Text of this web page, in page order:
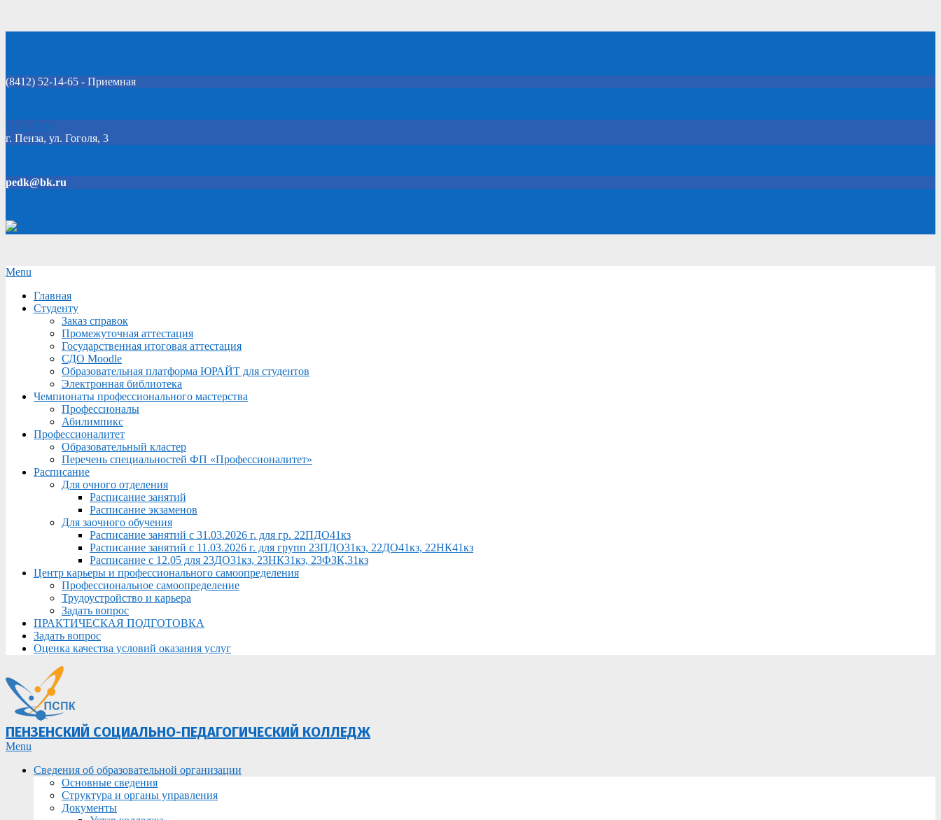
(8412) 52-14-65 - Приемная
Click Here
г. Пенза, ул. Гоголя, 3
pedk@bk.ru
Secondary
Menu
Menu
Главная
Студенту
Заказ справок
Промежуточная аттестация
Государственная итоговая аттестация
СДО Moodle
Образовательная платформа ЮРАЙТ для студентов
Электронная библиотека
Чемпионаты профессионального мастерства
Профессионалы
Абилимпикс
Профессионалитет
Образовательный кластер
Перечень специальностей ФП «Профессионалитет»
Расписание
Для очного отделения
Расписание занятий
Расписание экзаменов
Для заочного обучения
Расписание занятий с 31.03.2026 г. для гр. 22ПДО41кз
Расписание занятий с 11.03.2026 г. для групп 23ПДО31кз, 22ДО41кз, 22НК41кз
Расписание с 12.05 для 23ДО31кз, 23НК31кз, 23ФЗК,31кз
Центр карьеры и профессионального самоопределения
Профессиональное самоопределение
Трудоустройство и карьера
Задать вопрос
ПРАКТИЧЕСКАЯ ПОДГОТОВКА
Задать вопрос
Оценка качества условий оказания услуг
ПЕНЗЕНСКИЙ СОЦИАЛЬНО-ПЕДАГОГИЧЕСКИЙ КОЛЛЕДЖ
Primary
Menu
Menu
Сведения об образовательной организации
Основные сведения
Структура и органы управления
Документы